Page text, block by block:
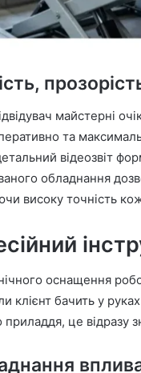
майстерні
та
відеозвіт
обладнання
високу точність
оснащення
клієнт бачить у
приладдя, це відразу